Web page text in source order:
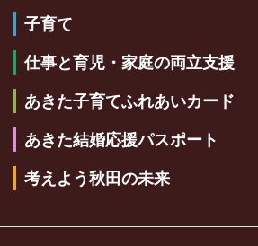
子育て
仕事と育児・家庭の両立支援
あきた子育てふれあいカード
あきた結婚応援パスポート
考えよう秋田の未来